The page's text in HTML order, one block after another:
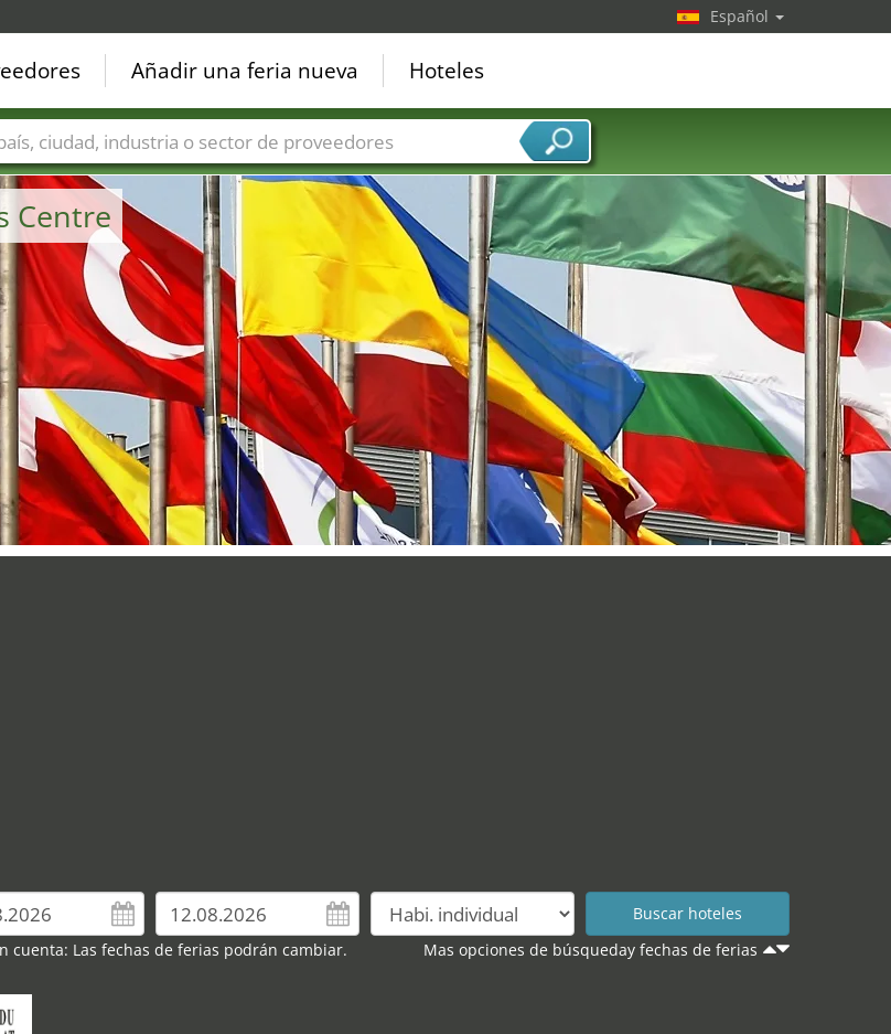
Centre
cuenta: Las fechas de ferias podrán cambiar. Mas opciones de búsqueday fechas de ferias
Español
Añadir una feria nueva Hoteles
Sectores de ferias Sectores de proveedor de servicios